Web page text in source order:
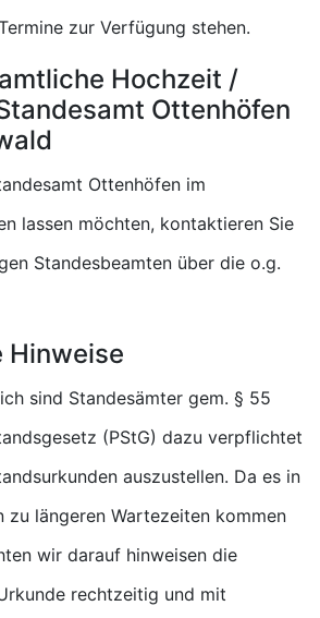
zur Verfügung stehen.
Hochzeit /
Ottenhöfen
Ottenhöfen im
lassen möchten, kontaktieren Sie
Standesbeamten über die o.g.
Hinweise
sind Standesämter gem. § 55
(PStG) dazu verpflichtet
auszustellen. Da es in
zu längeren Wartezeiten kommen
wir darauf hinweisen die
rechtzeitig und mit